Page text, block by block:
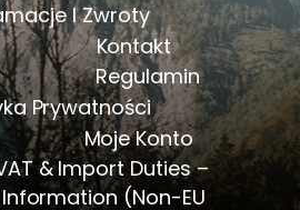
I Zwroty
Kontakt
Regulamin
Prywatności
Moje Konto
& Import Duties –
(Non-EU